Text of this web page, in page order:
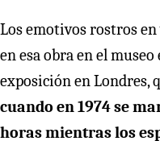
Los emotivos rostros
en esa obra en el
exposición en Londres,
cuando en 1974 se
horas mientras los